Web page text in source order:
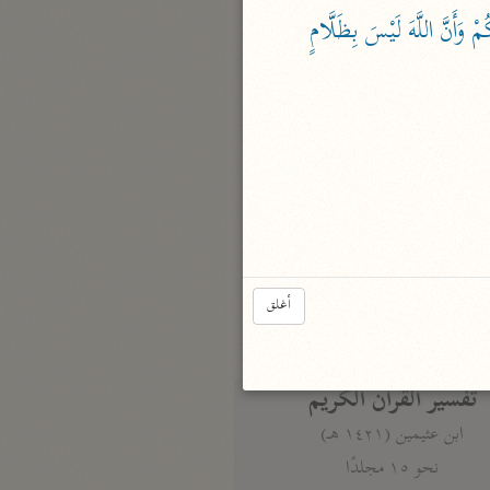
نحو مجلد
تيسير الكريم الرحمن
القرآن – تدبّر وعمل
تفسير القرآن الكريم
ابن عثيمين (١٤٢١ هـ)
نحو ١٥ مجلدًا
أغلق